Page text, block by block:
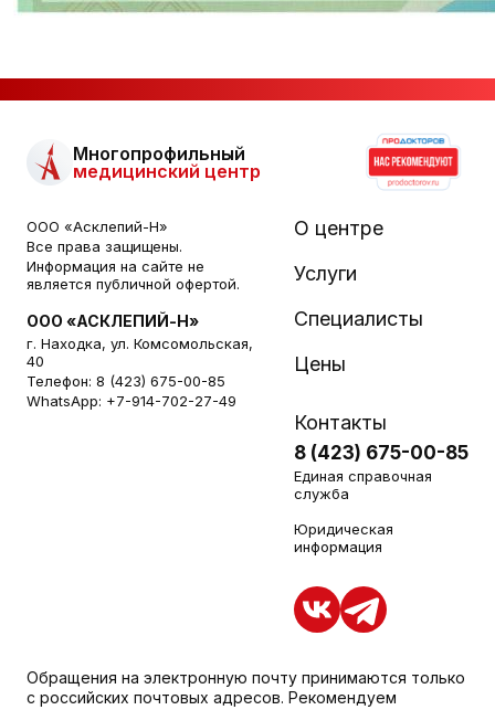
Многопрофильный
медицинский центр
ООО «Асклепий-Н»
Все права защищены.
Информация на сайте не
является публичной офертой.
ООО «АСКЛЕПИЙ-Н»
г. Находка, ул. Комсомольская,
40
Телефон: 8 (423) 675-00-85
WhatsApp: +7-914-702-27-49
О центре
Услуги
Специалисты
Цены
Контакты
8 (423) 675-00-85
Единая справочная
служба
Юридическая
информация
Обращения на электронную почту принимаются только
с российских почтовых адресов. Рекомендуем